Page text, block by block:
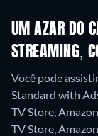
UM AZAR DO
STREAMING,
Você pode
Standard with
TV Store,
TV Store,